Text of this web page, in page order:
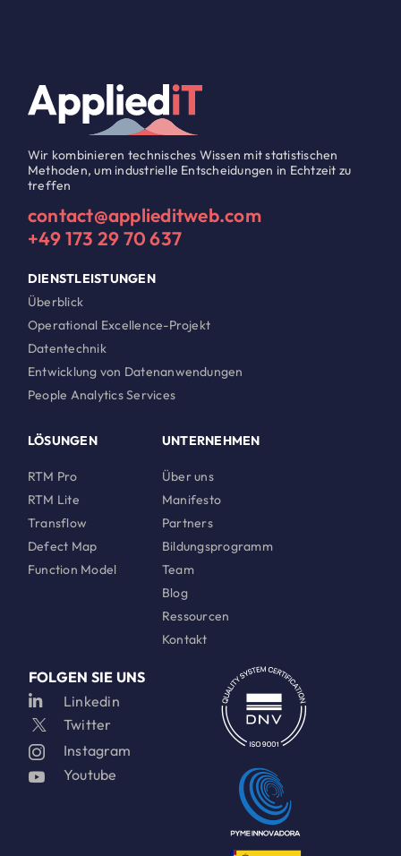
Wir kombinieren technisches Wissen mit statistischen
Methoden, um industrielle Entscheidungen in Echtzeit zu
treffen
contact@applieditweb.com
+49 173 29 70 637
DIENSTLEISTUNGEN
Überblick
Operational Excellence-Projekt
Datentechnik
Entwicklung von Datenanwendungen
People Analytics Services
LÖSUNGEN
RTM Pro
RTM Lite
Transflow
Defect Map
Function Model
UNTERNEHMEN
Über uns
Manifesto
Partners
Bildungsprogramm
Team
Blog
Ressourcen
Kontakt
FOLGEN SIE UNS
Linkedin
Twitter
Instagram
Youtube